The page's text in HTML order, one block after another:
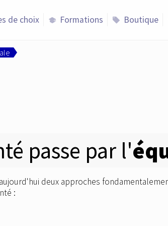
de choix school Formations sell Boutique
passe par l'
deux approches
: